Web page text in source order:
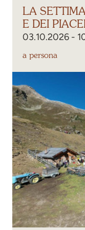
LA
E DEI
03.10.2026 -
a persona